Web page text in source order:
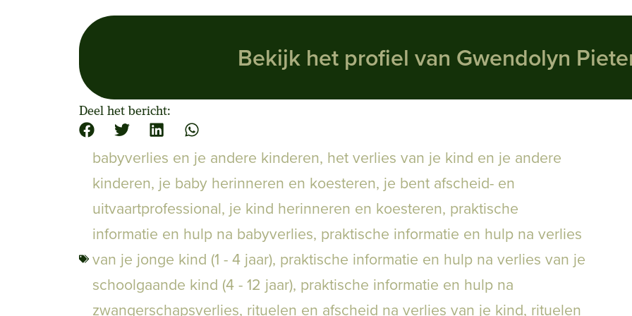
Bekijk het profiel van Gwendolyn
Deel het bericht:
babyverlies en je andere kinderen, het verlies van je kind en je andere
kinderen, je baby herinneren en koesteren, je bent afscheid- en
uitvaartprofessional, je kind herinneren en koesteren, praktische
informatie en hulp na babyverlies, praktische informatie en hulp na verlies
van je jonge kind (1 - 4 jaar), praktische informatie en hulp na verlies van je
schoolgaande kind (4 - 12 jaar), praktische informatie en hulp na
zwangerschapsverlies, rituelen en afscheid na verlies van je kind, rituelen